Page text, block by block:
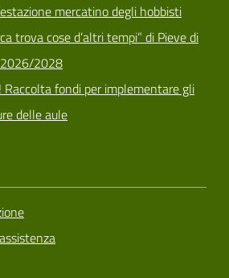
mercatino degli hobbisti
trova cose d’altri tempi” di Pieve di
2028
fondi per implementare gli
delle aule